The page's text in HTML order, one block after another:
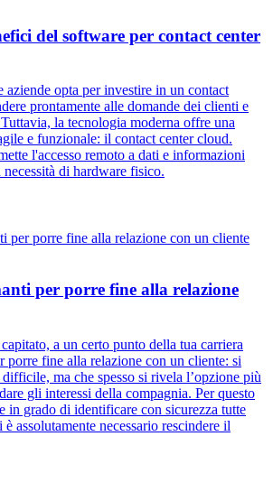
del software per contact center
aziende opta per investire in un contact
prontamente alle domande dei clienti e
la tecnologia moderna offre una
e funzionale: il contact center cloud.
l'accesso remoto a dati e informazioni
di hardware fisico.
per porre fine alla relazione
a un certo punto della tua carriera
porre fine alla relazione con un cliente: si
ma che spesso si rivela l’opzione più
gli interessi della compagnia. Per questo
in grado di identificare con sicurezza tutte
assolutamente necessario rescindere il